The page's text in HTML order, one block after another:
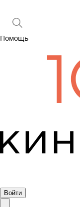
Помощь
Войти